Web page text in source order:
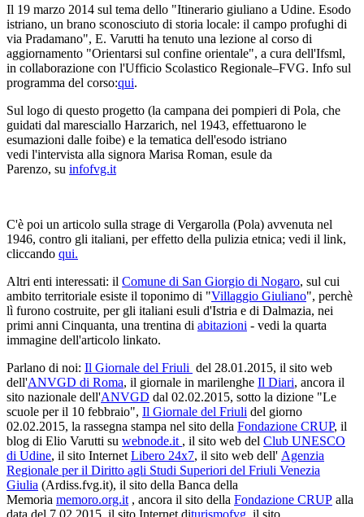
Il 19 marzo 2014 sul tema dello "Itinerario giuliano a Udine. Esodo
istriano, un brano sconosciuto di storia locale: il campo profughi di
via Pradamano", E. Varutti ha tenuto una lezione al corso di
aggiornamento "Orientarsi sul confine orientale", a cura dell'Ifsml,
in collaborazione con l'Ufficio Scolastico Regionale–FVG. Info sul
programma del corso:qui.
Sul logo di questo progetto (la campana dei pompieri di Pola, che
guidati dal maresciallo Harzarich, nel 1943, effettuarono le
esumazioni dalle foibe) e la tematica dell'esodo istriano
vedi l'intervista alla signora Marisa Roman, esule da
Parenzo, su infofvg.it
C'è poi un articolo sulla strage di Vergarolla (Pola) avvenuta nel
1946, contro gli italiani, per effetto della pulizia etnica; vedi il link,
cliccando qui.
Altri enti interessati: il Comune di San Giorgio di Nogaro, sul cui
ambito territoriale esiste il toponimo di "Villaggio Giuliano", perchè
lì furono costruite, per gli italiani esuli d'Istria e di Dalmazia, nei
primi anni Cinquanta, una trentina di abitazioni - vedi la quarta
immagine dell'articolo linkato.
Parlano di noi: Il Giornale del Friuli del 28.01.2015, il sito web
dell'ANVGD di Roma, il giornale in marilenghe Il Diari, ancora il
sito nazionale dell'ANVGD dal 02.02.2015, sotto la dizione "Le
scuole per il 10 febbraio", Il Giornale del Friuli del giorno
02.02.2015, la rassegna stampa nel sito della Fondazione CRUP, il
blog di Elio Varutti su webnode.it , il sito web del Club UNESCO
di Udine, il sito Internet Libero 24x7, il sito web dell' Agenzia
Regionale per il Diritto agli Studi Superiori del Friuli Venezia
Giulia (Ardiss.fvg.it), il sito della Banca della
Memoria memoro.org.it , ancora il sito della Fondazione CRUP alla